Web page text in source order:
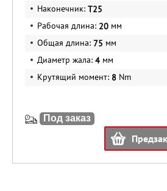
Наконечник: T25
Рабочая длина: 20 мм
Общая длина: 75 мм
Диаметр жала: 4 мм
Крутящий момент: 8 Nm
Под заказ